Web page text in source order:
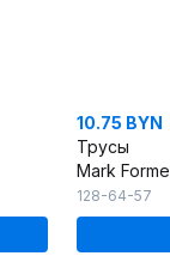
10.75 BYN
Трусы
Mark
128-64-57